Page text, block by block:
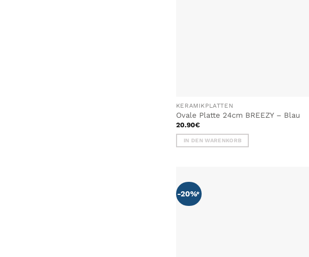
KERAMIKPLATTEN
Ovale Platte 24cm BREEZY – Blau
20.90€
IN DEN WARENKORB
-20%